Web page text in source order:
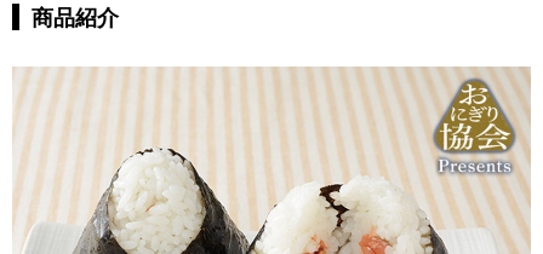
商品紹介